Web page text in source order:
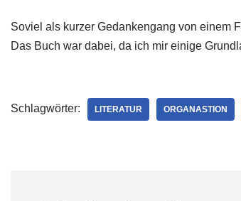
Soviel als kurzer Gedankengang von einem
Das Buch war dabei, da ich mir einige
Schlagwörter: LITERATUR ORGANASTION